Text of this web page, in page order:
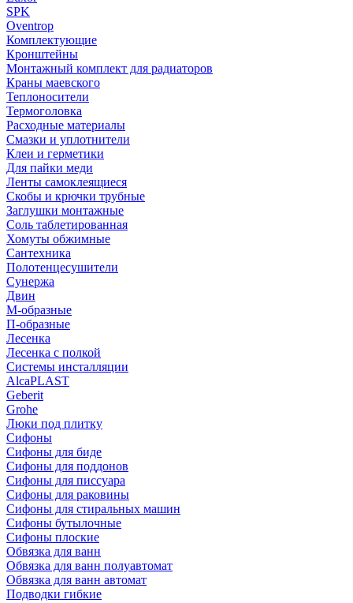
SPK
Oventrop
Комплектующие
Кронштейны
Монтажный комплект для радиаторов
Краны маевского
Теплоносители
Термоголовка
Расходные материалы
Смазки и уплотнители
Клеи и герметики
Для пайки меди
Ленты самоклеящиеся
Скобы и крючки трубные
Заглушки монтажные
Соль таблетированная
Хомуты обжимные
Сантехника
Полотенцесушители
Сунержа
Двин
М-образные
П-образные
Лесенка
Лесенка с полкой
Системы инсталляции
AlcaPLAST
Geberit
Grohe
Люки под плитку
Сифоны
Сифoны для биде
Сифoны для поддонов
Сифoны для писсуара
Сифоны для раковины
Сифоны для стиральных машин
Сифоны бутылочные
Сифоны плоские
Обвязка для ванн
Обвязка для ванн полуавтомат
Обвязка для ванн автомат
Подводки гибкие